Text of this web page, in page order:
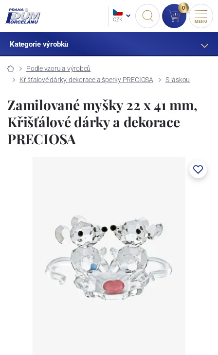
CZK
0
MENU
Kategorie výrobků
Podle vzoru a výrobců
Křišťalové dárky, dekorace a šperky PRECIOSA
S láskou
Zamilované myšky 22 x 41 mm,
Křišťálové dárky a dekorace
PRECIOSA